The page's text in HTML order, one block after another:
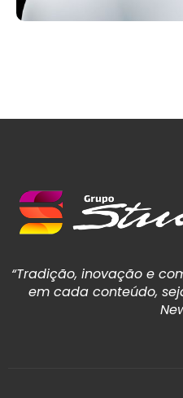
“Tradição, inovação e
em cada conteúdo,